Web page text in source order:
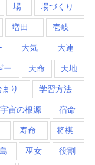
場 場づくり
増田 壱岐
大気 大連
ー 天命 天地
り 学習方法
宇宙の根源 宿命
寿命 将棋
巫女 役割